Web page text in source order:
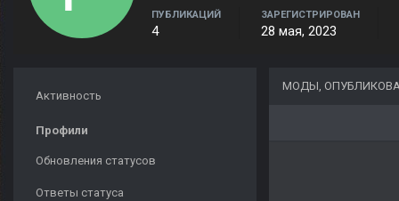
ПУБЛИКАЦИЙ
4
ЗАРЕГИСТРИРОВАН
28 мая, 2023
Активность
Профили
Обновления статусов
Ответы статуса
МОДЫ,